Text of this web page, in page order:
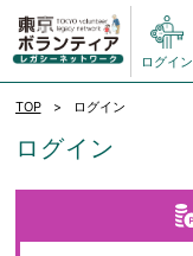
ログイン
TOP ログイン
ログイン